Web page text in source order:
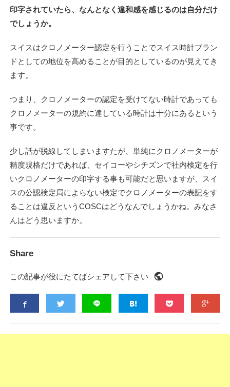
印字されていたら、なんとなく違和感を感じるのは自分だけ
でしょうか。
スイスはクロノメーター認定を行うことでスイス時計ブラン
ドとしての地位を高めることが目的としているのが見えてき
ます。
つまり、クロノメーターの認定を受けてない時計であっても
クロノメーターの規約に達している時計は十分にあるという
事です。
少し話が脱線してしまいますたが、単純にクロノメーターが
精度規格だけであれば、セイコーやシチズンで社内検定を行
いクロノメーターの印字する事も可能だと思いますが、スイ
スの公認検定局によらない検定でクロノメーターの表記をす
ることは違反というCOSCはどうなんでしょうかね。みなさ
んはどう思いますか。
Share
この記事が役にたてばシェアして下さい public